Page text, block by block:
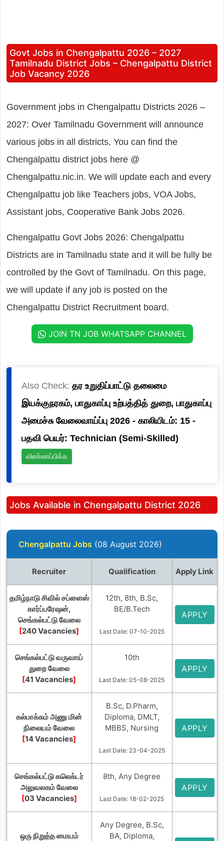
Govt Jobs in Chengalpattu 2026 – 2027
Tamilnadu District Jobs – Chengalpattu District
Job Vacancy 2026
Government jobs in Chengalpattu Districts 2026 –
2027: Over Tamilnadu Government will announce
various jobs in all districts, You can find the
Chengalpattu district jobs here @
Chengalpattu.nic.in. We will update each and every
Chengalpattu job like Teachers jobs, VOA Jobs,
Assistant jobs, Cooperative Bank Jobs 2026.
Chengalpattu Govt Jobs 2026: Chengalpattu
Districts are in Tamilnadu state and it will be fully be
controlled by the Govt of Tamilnadu. On this page,
we will update if any job is posted on the
Chengalpattu District Recruitment board.
JOIN TN JOB WHATSAPP CHANNEL
Also Check: தர உறுதிப்பாட்டு தலைமை
இயக்குநரகம், பாதுகாப்பு உற்பத்தித் துறை, பாதுகாப்பு
அமைச்சு வேலைவாய்ப்பு 2026 - காலியிடம்: 15 -
பதவி பெயர்: Technician (Semi-Skilled)
விண்ணப்பிக்க
Jobs Available in Chengalpattu District 2026
Chengalpattu Jobs (08 August 2026)
Recruiter Qualification Apply Link
தமிழ்நாடு சிவில் சப்ளைஸ்
கார்ப்பரேஷன்,
செங்கல்பட்டு வேலை
[240 Vacancies]
12th, 8th, B.Sc,
BE/B.Tech
Last Date: 07-10-2025
APPLY
செங்கல்பட்டு வருவாய்
துறை வேலை
[41 Vacancies]
10th
Last Date: 05-08-2025
APPLY
கல்பாக்கம் அணு மின்
நிலையம் வேலை
[14 Vacancies]
B.Sc, D.Pharm,
Diploma, DMLT,
MBBS, Nursing
Last Date: 23-04-2025
APPLY
செங்கல்பட்டு கலெக்டர்
அலுவலகம் வேலை
[03 Vacancies]
8th, Any Degree
Last Date: 18-02-2025
APPLY
ஒரு நிறுத்த மையம்
Any Degree, B.Sc,
BA, Diploma,